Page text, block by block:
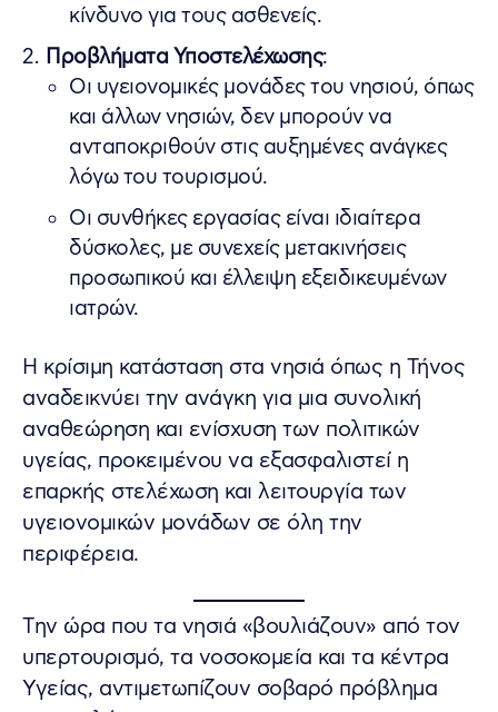
κίνδυνο για τους ασθενείς.
Προβλήματα Υποστελέχωσης:
Οι υγειονομικές μονάδες του νησιού, όπως
και άλλων νησιών, δεν μπορούν να
ανταποκριθούν στις αυξημένες ανάγκες
λόγω του τουρισμού.
Οι συνθήκες εργασίας είναι ιδιαίτερα
δύσκολες, με συνεχείς μετακινήσεις
προσωπικού και έλλειψη εξειδικευμένων
ιατρών.
Η κρίσιμη κατάσταση στα νησιά όπως η Τήνος
αναδεικνύει την ανάγκη για μια συνολική
αναθεώρηση και ενίσχυση των πολιτικών
υγείας, προκειμένου να εξασφαλιστεί η
επαρκής στελέχωση και λειτουργία των
υγειονομικών μονάδων σε όλη την
περιφέρεια.
Tην ώρα που τα νησιά «βουλιάζουν» από τον
υπερτουρισμό, τα νοσοκομεία και τα κέντρα
Υγείας, αντιμετωπίζουν σοβαρό πρόβλημα